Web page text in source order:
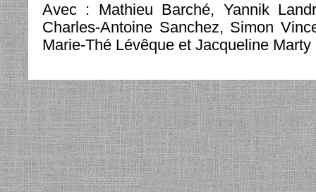
Avec : Mathieu Barché, Yannik
Charles-Antoine Sanchez, Simon
Marie-Thé Lévêque et Jacqueline Marty